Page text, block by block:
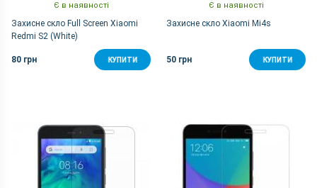
Є в наявності
Захисне скло Full Screen Xiaomi
Redmi S2 (White)
80 грн КУПИТИ
Є в наявності
Захисне скло Xiaomi Mi4s
50 грн КУПИТИ